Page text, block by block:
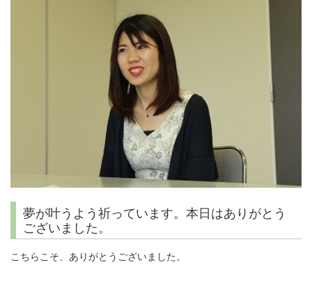
夢が叶うよう祈っています。本日はありがとう
ございました。
こちらこそ、ありがとうございました。